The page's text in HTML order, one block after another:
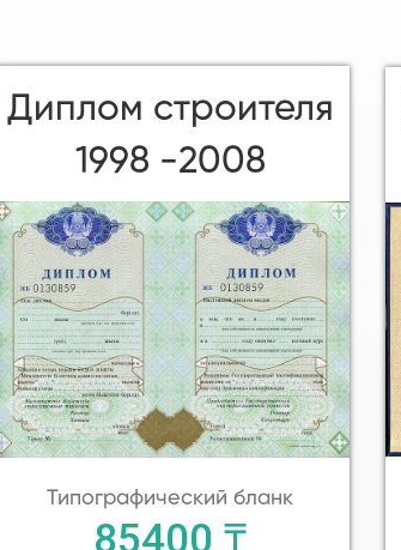
Диплом строителя
1998 -2008
Типографический бланк
85400 ₸